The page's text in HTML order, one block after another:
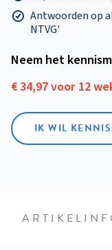
Antwoorden op
NTVG'
Neem het
€ 34,97 voor 12
IK WIL